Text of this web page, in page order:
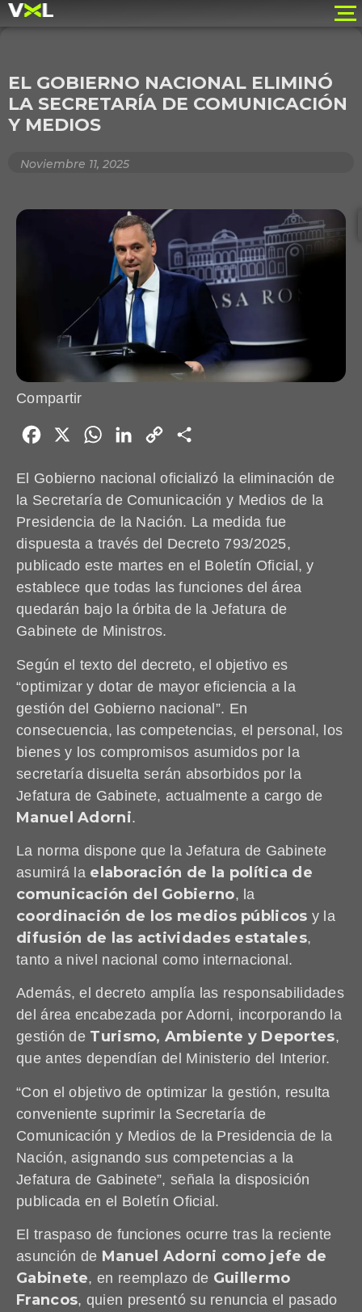
EL GOBIERNO NACIONAL ELIMINÓ
LA SECRETARÍA DE COMUNICACIÓN
Y MEDIOS
Noviembre 11, 2025
Compartir
Facebook WhatsAppLinkedIn
Copy
El Gobierno nacional oficializó la eliminación de
la Secretaría de Comunicación y Medios de la
Presidencia de la Nación. La medida fue
dispuesta a través del Decreto 793/2025,
publicado este martes en el Boletín Oficial, y
establece que todas las funciones del área
quedarán bajo la órbita de la Jefatura de
Gabinete de Ministros.
Según el texto del decreto, el objetivo es
“optimizar y dotar de mayor eficiencia a la
gestión del Gobierno nacional”. En
consecuencia, las competencias, el personal, los
bienes y los compromisos asumidos por la
secretaría disuelta serán absorbidos por la
Jefatura de Gabinete, actualmente a cargo de
Manuel Adorni.
La norma dispone que la Jefatura de Gabinete
asumirá la elaboración de la política de
comunicación del Gobierno, la
coordinación de los medios públicos y la
difusión de las actividades estatales,
tanto a nivel nacional como internacional.
Además, el decreto amplía las responsabilidades
del área encabezada por Adorni, incorporando la
gestión de Turismo, Ambiente y Deportes,
que antes dependían del Ministerio del Interior.
“Con el objetivo de optimizar la gestión, resulta
conveniente suprimir la Secretaría de
Comunicación y Medios de la Presidencia de la
Nación, asignando sus competencias a la
Jefatura de Gabinete”, señala la disposición
publicada en el Boletín Oficial.
El traspaso de funciones ocurre tras la reciente
asunción de Manuel Adorni como jefe de
Gabinete, en reemplazo de Guillermo
Francos, quien presentó su renuncia el pasado